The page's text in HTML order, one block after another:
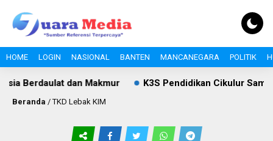
HOME LOGIN NASIONAL BANTEN MANCANEGARA POLITIK
Berdaulat dan Makmur K3S Pendidikan Cikulur
Beranda /TKD Lebak KIM